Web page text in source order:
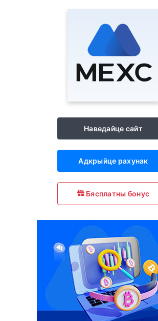
Наведайце сайт
Адкрыйце рахунак
Бясплатны бонус